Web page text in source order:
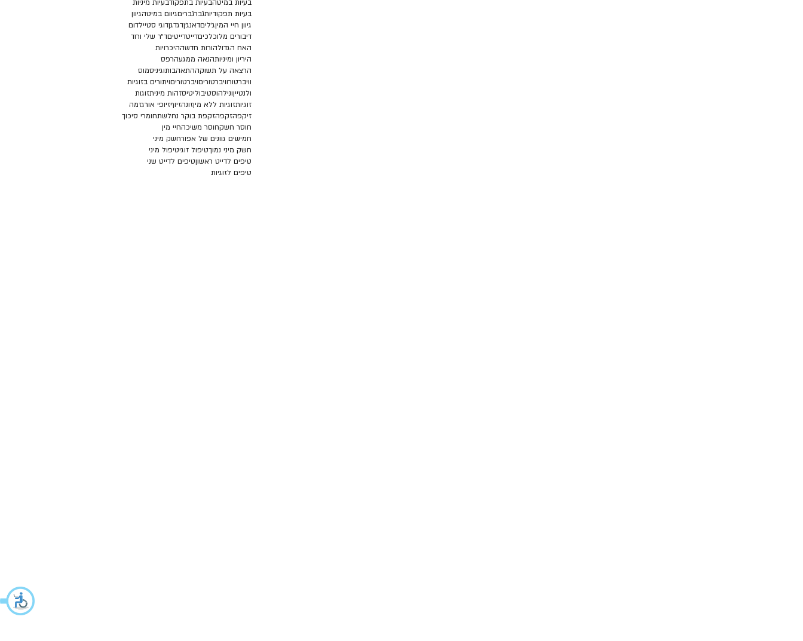
בעיות במיטהבעיות בתפקודבעיות מיניות
בעיות תפקודיותגברגבריםגיוום במיטהגיוון
גיוון חיי המיןג׳ליםדאנג׳ןדגדגןדוגי סטיילדום
דיבורים מלוכלכיםדייטדייטיםד״ר שלי ורוד
האח הגדולהורות חדשההיכרויות
היריון ומיניותהנאה ממגעהרפס
הרצאה על תשוקההתאהבותוגיניסמוס
וויברטורוויברטוריםויברטוריםויתורים בזוגיות
ולנטייןונילהוסטיבוליטיסזהות מיניתזוגות
זוגיותזוגיות ללא מיןזונהזיוףזיופי אורגזמה
זיקפהזקפהזקפת בוקר נחלשתחומרי סיכוך
חוסר חשקחוסר משיכהחיי מין
חמישים גוונים של אפורחשק מיני
חשק מיני נמוךטיפול זוגיטיפול מיני
טיפים לדייט ראשוןטיפים לדייט שני
טיפים לזוגיות